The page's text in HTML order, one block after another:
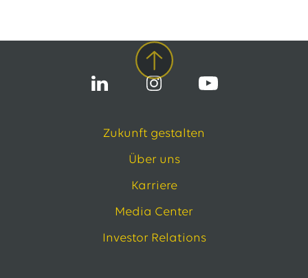
Zukunft gestalten
Über uns
Karriere
Media Center
Investor Relations